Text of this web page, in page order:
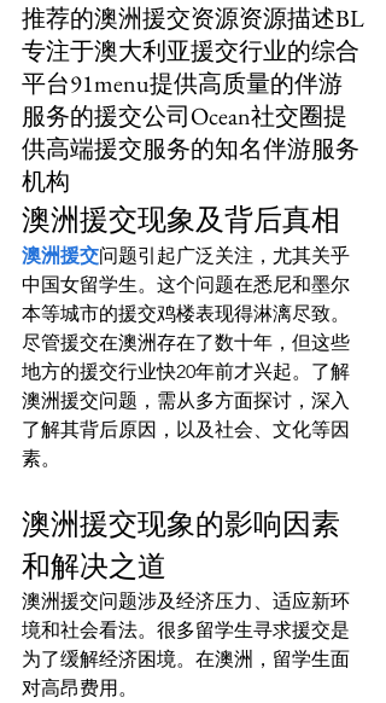
推荐的澳洲援交资源资源描述BL
专注于澳大利亚援交行业的综合
平台91menu提供高质量的伴游
服务的援交公司Ocean社交圈提
供高端援交服务的知名伴游服务
机构
澳洲援交现象及背后真相
澳洲援交问题引起广泛关注，尤其关乎
中国女留学生。这个问题在悉尼和墨尔
本等城市的援交鸡楼表现得淋漓尽致。
尽管援交在澳洲存在了数十年，但这些
地方的援交行业快20年前才兴起。了解
澳洲援交问题，需从多方面探讨，深入
了解其背后原因，以及社会、文化等因
素。
澳洲援交现象的影响因素
和解决之道
澳洲援交问题涉及经济压力、适应新环
境和社会看法。很多留学生寻求援交是
为了缓解经济困境。在澳洲，留学生面
对高昂费用。